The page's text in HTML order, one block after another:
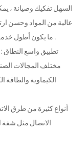
السهل تفكيك وصيانة ،
عالية من المواد وحسن
ما يكون أطول خدمة الحياة ، مما يقلل من الحاجة إلى استبدال متكررة .
مختلف المجالات
الكيماوية والطاقة
الاتصال مثل شفة